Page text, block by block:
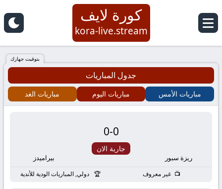
كورة
لايف
|
koora
مباريات
كورة لايف
kora-live.stream
بتوقيت جهازك
جدول المباريات
مباريات الأمس مباريات اليوم مباريات الغد
ريزة سبور
0
-
0
جارية الان
بيراميدز
غير معروف دولي, المباريات الودية للأندية